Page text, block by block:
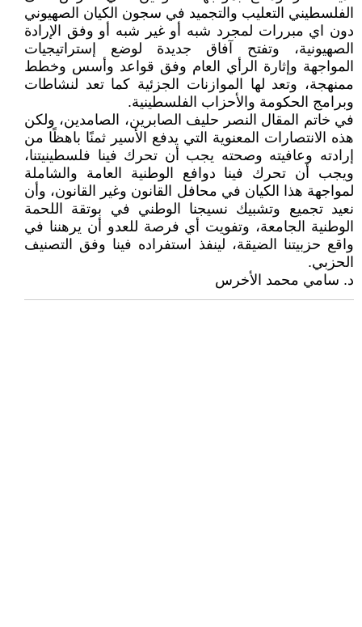
الفلسطيني التعليب والتجميد في سجون الكيان الصهيوني
دون اي مبررات لمجرد شبه أو غير شبه أو وفق الإرادة
الصهيونية، وتفتح آفاق جديدة لوضع إستراتيجيات
المواجهة وإثارة الرأي العام وفق قواعد وأسس وخطط
ممنهجة، وتعد لها الموازنات الجزئية كما تعد لنشاطات
وبرامج الحكومة والأحزاب الفلسطينية.
في خاتم المقال النصر حليف الصابرين، الصامدين، ولكن
هذه الانتصارات المعنوية التي يدفع الأسير ثمنًا باهظًا من
إرادته وعافيته وصحته يجب أن تحرك فينا فلسطينيتنا،
ويجب أن تحرك فينا دوافع الوطنية العامة والشاملة
لمواجهة هذا الكيان في محافل القانون وغير القانون، وأن
نعيد تجميع وتشبيك نسيجنا الوطني في بوتقة اللحمة
الوطنية الجامعة، وتفويت أي فرصة للعدو أن يرهننا في
واقع حزبيتنا الضيقة، لينفذ استفراده فينا وفق التصنيف
الحزبي.
د. سامي محمد الأخرس